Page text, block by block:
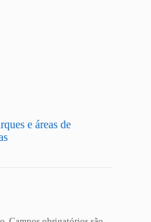
e áreas de